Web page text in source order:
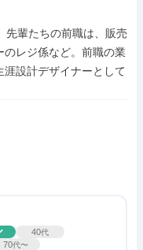
先輩たちの前職は、販売
レジ係など。前職の業
設計デザイナーとして
40代
70代〜